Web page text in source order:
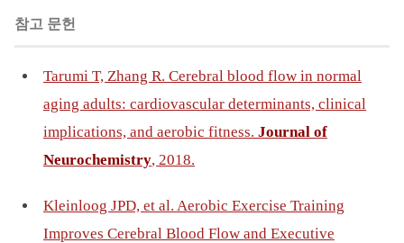
참고 문헌
Tarumi T, Zhang R. Cerebral blood flow in normal
aging adults: cardiovascular determinants, clinical
implications, and aerobic fitness. Journal of
Neurochemistry, 2018.
Kleinloog JPD, et al. Aerobic Exercise Training
Improves Cerebral Blood Flow and Executive